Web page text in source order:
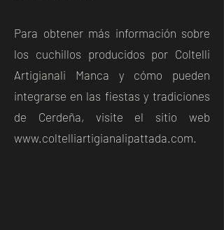
Para obtener más información sobre
los cuchillos producidos por Coltelli
Artigianali Manca y cómo pueden
integrarse en las fiestas y tradiciones
de Cerdeña, visite el sitio web
www.coltelliartigianalipattada.com